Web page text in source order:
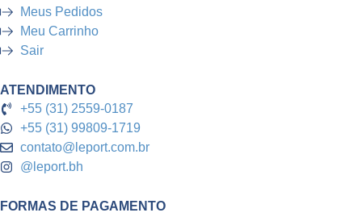
Meus Pedidos
Meu Carrinho
Sair
ATENDIMENTO
+55 (31) 2559-0187
+55 (31) 99809-1719
contato@leport.com.br
@leport.bh
FORMAS DE PAGAMENTO